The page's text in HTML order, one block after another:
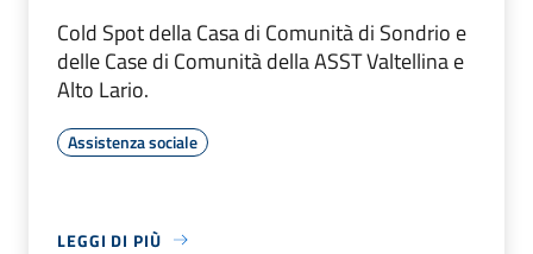
Cold Spot della Casa di Comunità di Sondrio e
delle Case di Comunità della ASST Valtellina e
Alto Lario.
Assistenza sociale
LEGGI DI PIÙ